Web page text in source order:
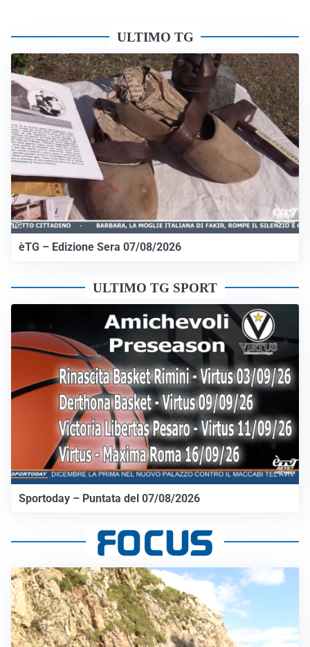
ULTIMO TG
èTG – Edizione Sera 07/08/2026
ULTIMO TG SPORT
Sportoday – Puntata del 07/08/2026